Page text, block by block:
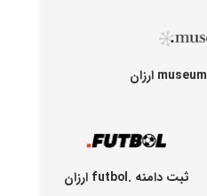
ثبت دامنه .futbol ارزان